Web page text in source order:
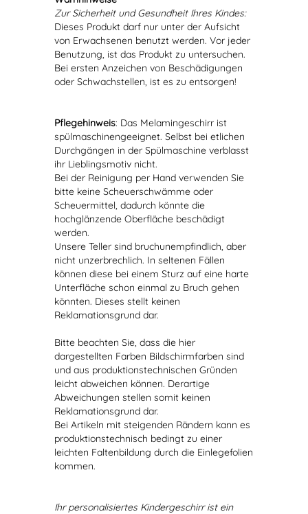
Zur Sicherheit und Gesundheit Ihres Kindes:
Dieses Produkt darf nur unter der Aufsicht
von Erwachsenen benutzt werden. Vor jeder
Benutzung, ist das Produkt zu untersuchen.
Bei ersten Anzeichen von Beschädigungen
oder Schwachstellen, ist es zu entsorgen!
Pflegehinweis: Das Melamingeschirr ist
spülmaschinengeeignet. Selbst bei etlichen
Durchgängen in der Spülmaschine verblasst
ihr Lieblingsmotiv nicht.
Bei der Reinigung per Hand verwenden Sie
bitte keine Scheuerschwämme oder
Scheuermittel, dadurch könnte die
hochglänzende Oberfläche beschädigt
werden.
Unsere Teller sind bruchunempfindlich, aber
nicht unzerbrechlich. In seltenen Fällen
können diese bei einem Sturz auf eine harte
Unterfläche schon einmal zu Bruch gehen
könnten. Dieses stellt keinen
Reklamationsgrund dar.
Bitte beachten Sie, dass die hier
dargestellten Farben Bildschirmfarben sind
und aus produktionstechnischen Gründen
leicht abweichen können. Derartige
Abweichungen stellen somit keinen
Reklamationsgrund dar.
Bei Artikeln mit steigenden Rändern kann es
produktionstechnisch bedingt zu einer
leichten Faltenbildung durch die Einlegefolien
kommen.
Ihr personalisiertes Kindergeschirr ist ein